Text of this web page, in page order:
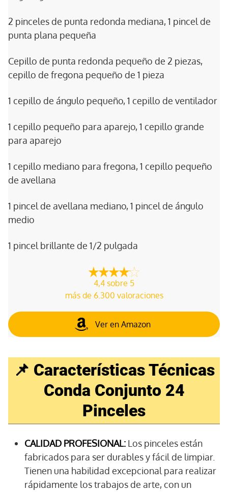
2 pinceles de punta redonda mediana, 1 pincel de
punta plana pequeña
Cepillo de punta redonda pequeño de 2 piezas,
cepillo de fregona pequeño de 1 pieza
1 cepillo de ángulo pequeño, 1 cepillo de ventilador
1 cepillo pequeño para aparejo, 1 cepillo grande
para aparejo
1 cepillo mediano para fregona, 1 cepillo pequeño
de avellana
1 pincel de avellana mediano, 1 pincel de ángulo
medio
1 pincel brillante de 1/2 pulgada
4,4 sobre 5
más de 6.300 valoraciones
Ver en Amazon
📌 Características Técnicas
Conda Conjunto 24
Pinceles
CALIDAD PROFESIONAL: Los pinceles están
fabricados para ser durables y fácil de limpiar.
Tienen una habilidad excepcional para realizar
rápidamente los trabajos de arte, con un